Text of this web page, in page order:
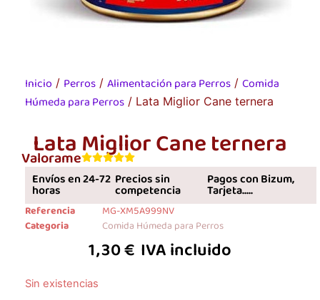
Inicio / Perros / Alimentación para Perros / Comida
Húmeda para Perros / Lata Miglior Cane ternera
Lata Miglior Cane ternera
Valorame
Envíos en 24-72
horas
Precios sin
competencia
Pagos con Bizum,
Tarjeta.....
Referencia
MG-XM5A999NV
Categoria
Comida Húmeda para Perros
1,30€ IVA incluido
Sin existencias